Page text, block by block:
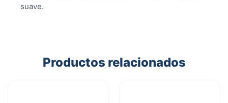
suave.
Productos relacionados